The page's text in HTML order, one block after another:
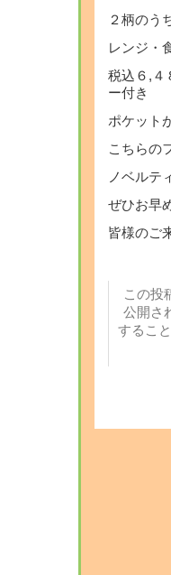
２柄のう
レンジ・
税込６,４
ー付き
ポケット
こちらの
ノベルテ
ぜひお早
皆様のご
この投
公開さ
するこ